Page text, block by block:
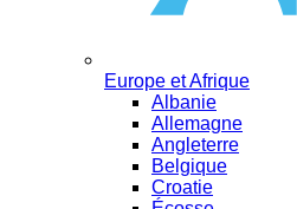
Europe et Afrique
Albanie
Allemagne
Angleterre
Belgique
Croatie